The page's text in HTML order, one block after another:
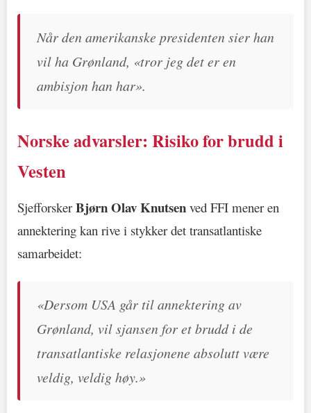
Når den amerikanske presidenten sier han
vil ha Grønland, «tror jeg det er en
ambisjon han har».
Norske advarsler: Risiko for brudd i
Vesten
SjefforskerBjørn Olav Knutsen ved FFI mener en
annektering kan rive i stykker det transatlantiske
samarbeidet:
«Dersom USA går til annektering av
Grønland, vil sjansen for et brudd i de
transatlantiske relasjonene absolutt være
veldig, veldig høy.»